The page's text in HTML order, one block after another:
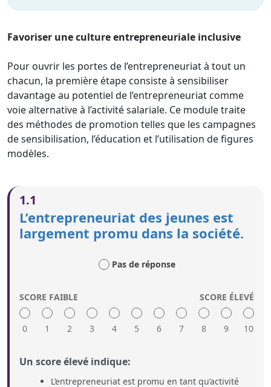
Favoriser une culture entrepreneuriale inclusive
Pour ouvrir les portes de l’entrepreneuriat à tout un
chacun, la première étape consiste à sensibiliser
davantage au potentiel de l’entrepreneuriat comme
voie alternative à l’activité salariale. Ce module traite
des méthodes de promotion telles que les campagnes
de sensibilisation, l’éducation et l’utilisation de figures
modèles.
1.1
L’entrepreneuriat des jeunes est
largement promu dans la société.
Pas de réponse
SCORE FAIBLE
0 1 2 3 4 5 6 7 8 9
SCORE ÉLEVÉ
10
Un score élevé indique:
L’entrepreneuriat est promu en tant qu’activité